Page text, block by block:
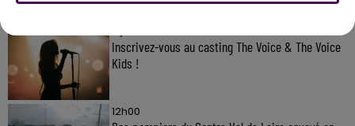
Inscrivez-vous au casting The Voice & The Voice
Kids !
12h00